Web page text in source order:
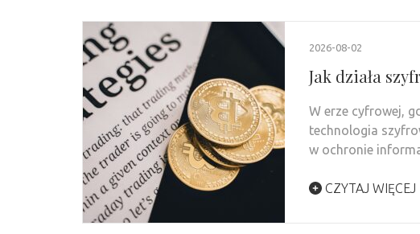
2026-08-02
Jak działa
W erze cyfrowej,
technologia
w ochronie
CZYTAJ WIĘCEJ